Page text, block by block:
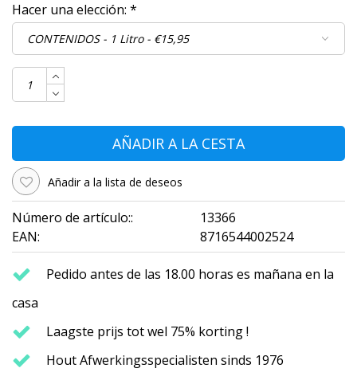
Hacer una elección: *
AÑADIR A LA CESTA
Añadir a la lista de deseos
Número de artículo::
13366
EAN:
8716544002524
Pedido antes de las 18.00 horas es mañana en la
casa
Laagste prijs tot wel 75% korting !
Hout Afwerkingsspecialisten sinds 1976